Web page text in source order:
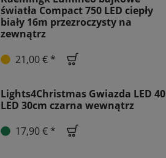
światła Compact 750 LED ciepły
biały 16m przezroczysty na
zewnątrz
21,00 € *
Lights4Christmas Gwiazda LED 40
LED 30cm czarna wewnątrz
17,90 € *